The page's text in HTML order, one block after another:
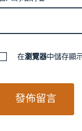
在瀏覽器中儲存顯